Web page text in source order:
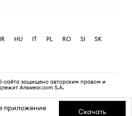
HU IT PL RO SI
SK
сайта защищено авторским правом и
Answear.com S.A.
приложение
Скачать